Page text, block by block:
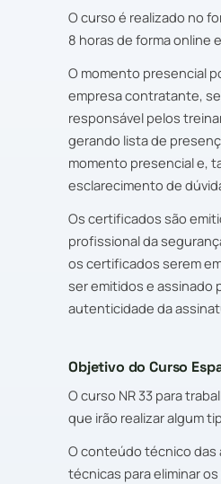
O curso é realizado no
8 horas de forma online
O momento presencial
empresa contratante,
responsável pelos
gerando lista de
momento presencial e,
esclarecimento de
Os certificados são
profissional da
os certificados serem
ser emitidos e assinado
autenticidade da
Objetivo do Curso
O curso NR 33 para
que irão realizar algum
O conteúdo técnico das
técnicas para eliminar